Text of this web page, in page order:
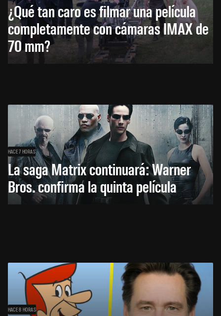
¿Qué tan caro es filmar una película
completamente con cámaras IMAX de
70 mm?
HACE 7 HORAS
La saga Matrix continuará: Warner
Bros. confirma la quinta película
HACE 8 HORAS